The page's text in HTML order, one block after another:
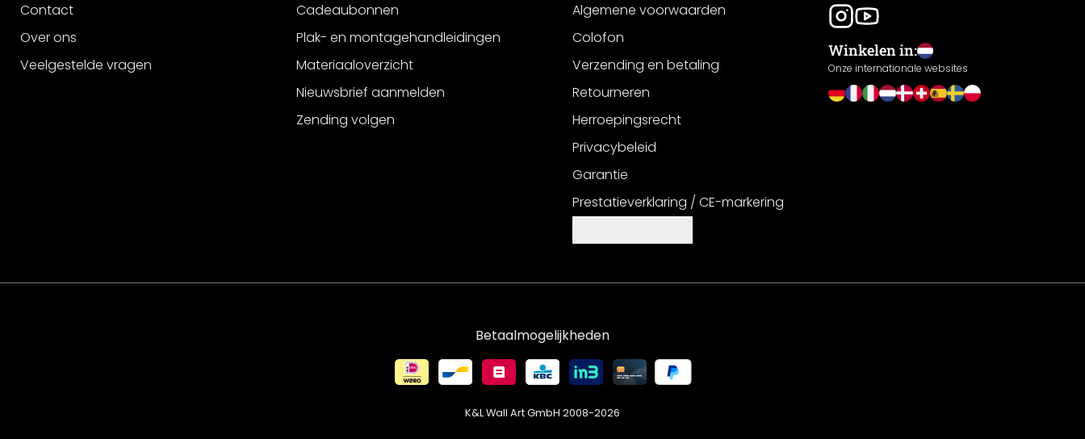
Contact
Over ons
Veelgestelde vragen
Cadeaubonnen
Plak- en montagehandleidingen
Materiaaloverzicht
Nieuwsbrief aanmelden
Zending volgen
Algemene voorwaarden
Colofon
Verzending en betaling
Retourneren
Herroepingsrecht
Privacybeleid
Garantie
Prestatieverklaring / CE-markering
Winkelen in:
Onze internationale websites
Betaalmogelijkheden
K&L Wall Art GmbH 2008-2026